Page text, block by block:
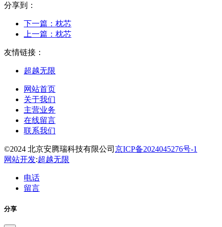
分享到：
下一篇： 枕芯
上一篇： 枕芯
友情链接：
超越无限
网站首页
关于我们
主营业务
在线留言
联系我们
©2024 北京安腾瑞科技有限公司 京ICP备2024045276号-1
网站开发:超越无限
电话
留言
分享